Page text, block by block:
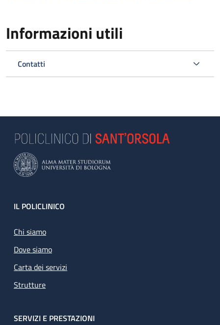
Informazioni utili
Contatti
Footer
IL POLICLINICO
Chi siamo
Dove siamo
Carta dei servizi
Strutture
SERVIZI E PRESTAZIONI